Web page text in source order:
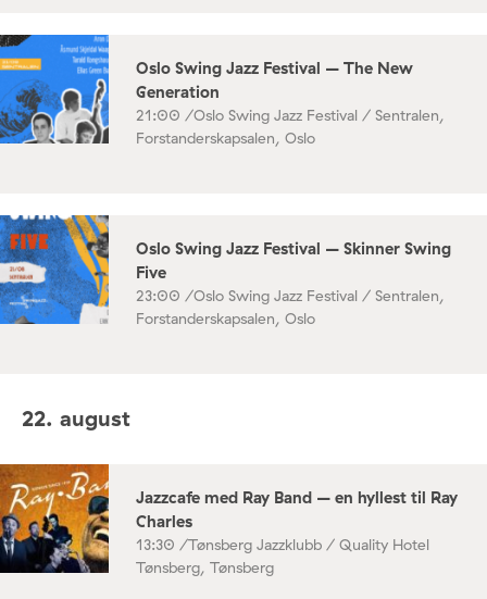
Oslo Swing Jazz Festival – The New
Generation
21:00 /Oslo Swing Jazz Festival / Sentralen,
Forstanderskapsalen, Oslo
Oslo Swing Jazz Festival – Skinner Swing
Five
23:00 /Oslo Swing Jazz Festival / Sentralen,
Forstanderskapsalen, Oslo
22. august
Jazzcafe med Ray Band – en hyllest til Ray
Charles
13:30 /Tønsberg Jazzklubb / Quality Hotel
Tønsberg, Tønsberg